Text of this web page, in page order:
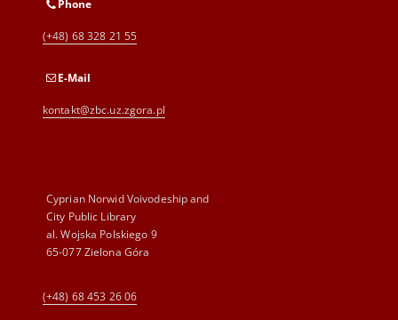
Phone
(+48) 68 328 21 55
E-Mail
kontakt@zbc.uz.zgora.pl
Cyprian Norwid Voivodeship and
City Public Library
al. Wojska Polskiego 9
65-077 Zielona Góra
(+48) 68 453 26 06